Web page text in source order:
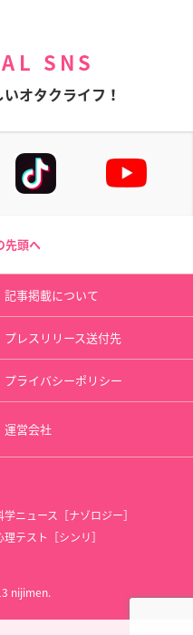
SNS
オタクライフ！
先頭へ
記事掲載について
プレスリリース送付先
プライバシーポリシー
運営会社
学ニュース［ナゾロジー］
理テスト［シンリ］
nijimen.